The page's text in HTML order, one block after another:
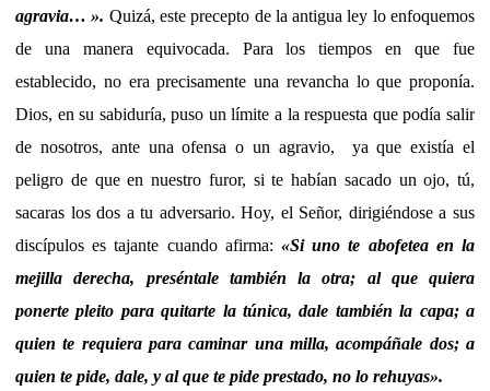
agravia…». Quizá, este precepto de la antigua ley lo enfoquemos
de una manera equivocada. Para los tiempos en que fue
establecido, no era precisamente una revancha lo que proponía.
Dios, en su sabiduría, puso un límite a la respuesta que podía salir
de nosotros, ante una ofensa o un agravio, ya que existía el
peligro de que en nuestro furor, si te habían sacado un ojo, tú,
sacaras los dos a tu adversario. Hoy, el Señor, dirigiéndose a sus
discípulos es tajante cuando afirma: «Si uno te abofetea en la
mejilla derecha, preséntale también la otra; al que quiera
ponerte pleito para quitarte la túnica, dale también la capa; a
quien te requiera para caminar una milla, acompáñale dos; a
quien te pide, dale, y al que te pide prestado, no lo rehuyas».